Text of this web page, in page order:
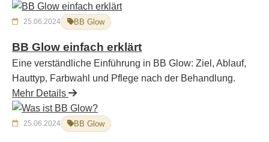
25.06.2024 BB Glow
BB Glow einfach erklärt
Eine verständliche Einführung in BB Glow: Ziel, Ablauf,
Hauttyp, Farbwahl und Pflege nach der Behandlung.
Mehr Details
25.06.2024 BB Glow